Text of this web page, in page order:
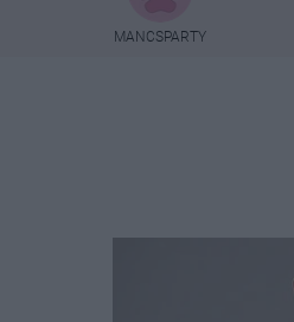
MANCSPARTY